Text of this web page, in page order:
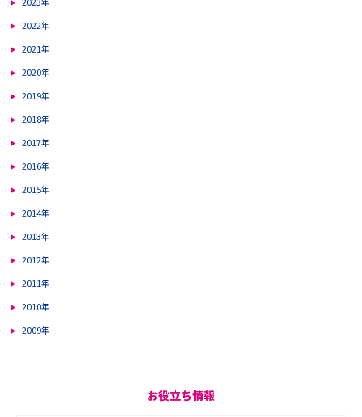
2022年
2021年
2020年
2019年
2018年
2017年
2016年
2015年
2014年
2013年
2012年
2011年
2010年
2009年
お役立ち情報